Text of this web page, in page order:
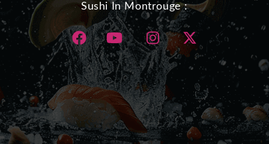
Sushi In Montrouge :